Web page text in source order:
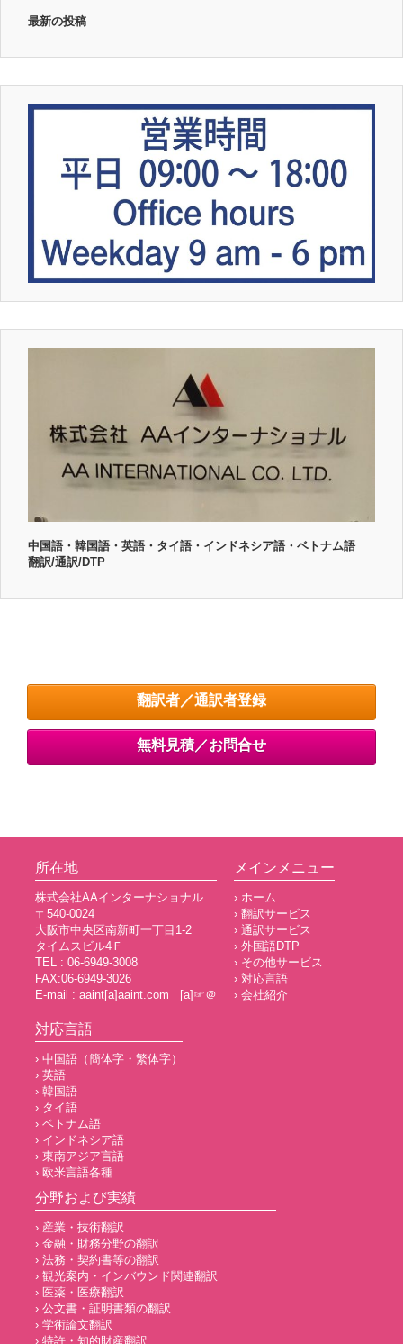
最新の投稿
中国語・韓国語・英語・タイ語・インドネシア語・ベトナム語
翻訳/通訳/DTP
翻訳者／通訳者登録
無料見積／お問合せ
所在地
株式会社AAインターナショナル
〒540-0024
大阪市中央区南新町一丁目1-2
タイムスビル4Ｆ
TEL : 06-6949-3008
FAX:06-6949-3026
E-mail : aaint[a]aaint.com [a]☞＠
メインメニュー
› ホーム
› 翻訳サービス
› 通訳サービス
› 外国語DTP
› その他サービス
› 対応言語
› 会社紹介
対応言語
› 中国語（簡体字・繁体字）
› 英語
› 韓国語
› タイ語
› ベトナム語
› インドネシア語
› 東南アジア言語
› 欧米言語各種
分野および実績
› 産業・技術翻訳
› 金融・財務分野の翻訳
› 法務・契約書等の翻訳
› 観光案内・インバウンド関連翻訳
› 医薬・医療翻訳
› 公文書・証明書類の翻訳
› 学術論文翻訳
› 特許・知的財産翻訳